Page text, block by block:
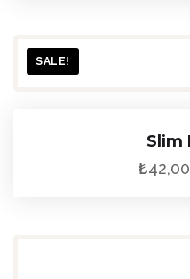
SALE!
Slim
₺42,00